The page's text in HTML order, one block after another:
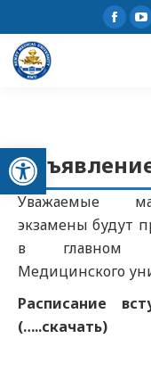
Открыть панель
Уважаемые
экзамены будут
в главном
Медицинского
Расписание
(…..скачать)